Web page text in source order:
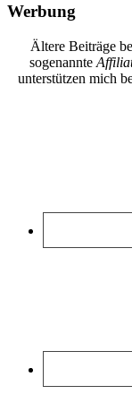
Werbung
Ältere Beiträge
sogenannte
unterstützen mich